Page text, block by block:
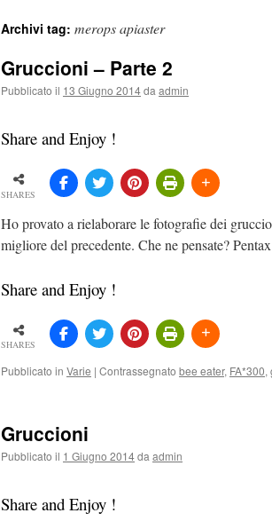
Archivi tag: merops apiaster
Gruccioni – Parte 2
Pubblicato il 13 Giugno 2014da admin
Share and Enjoy !
SHARES
Ho provato a rielaborare le fotografie dei
migliore del precedente. Che ne pensate?
Share and Enjoy !
SHARES
Pubblicato in Varie | Contrassegnato bee eater, FA*300,
Gruccioni
Pubblicato il 1 Giugno 2014da admin
Share and Enjoy !